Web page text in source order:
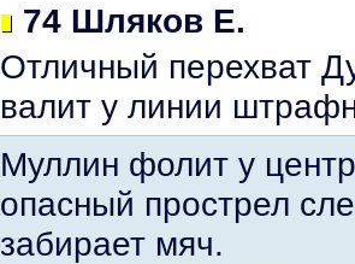
74 Шляков Е.
Отличный перехват
валит у линии
Муллин фолит у
опасный прострел
забирает мяч.